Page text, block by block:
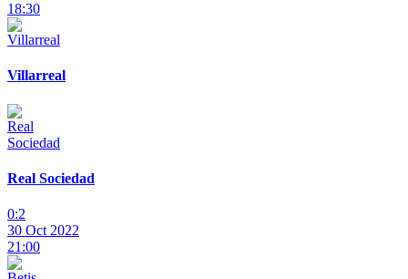
18:30
Villarreal
Real Sociedad
0:2
30 Oct 2022
21:00